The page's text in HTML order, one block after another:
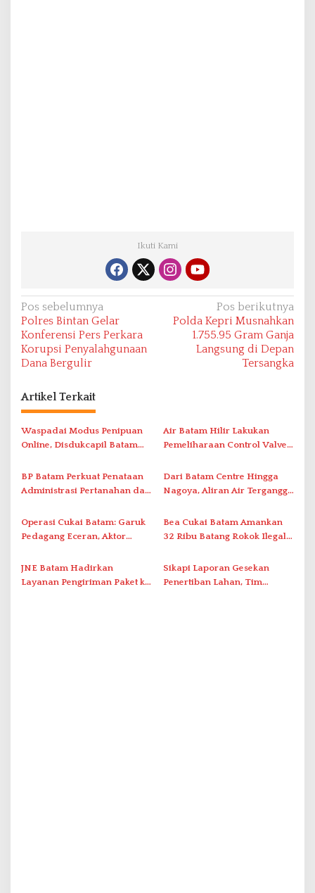
Ikuti Kami
N
a
v
i
g
a
s
i
o
Pos sebelumnya
Polres Bintan Gelar
Konferensi Pers Perkara
Korupsi Penyalahgunaan
Dana Bergulir
Pos berikutnya
Polda Kepri Musnahkan
1.755.95 Gram Ganja
Langsung di Depan
Tersangka
Artikel Terkait
Waspadai Modus Penipuan
Online, Disdukcapil Batam
Tatap Muka
Air Batam Hilir Lakukan
Pemeliharaan Control Valve,
BP Batam Perkuat Penataan
Administrasi Pertanahan dan
Dari Batam Centre Hingga
Nagoya, Aliran Air Terganggu
Duriangkang
Operasi Cukai Batam: Garuk
Pedagang Eceran, Aktor
Tersentuh?
Bea Cukai Batam Amankan
32 Ribu Batang Rokok Ilegal
JNE Batam Hadirkan
Layanan Pengiriman Paket ke
Sikapi Laporan Gesekan
Penertiban Lahan, Tim